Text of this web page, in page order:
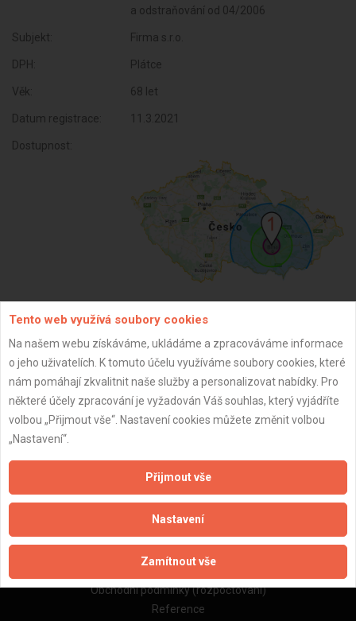
a odstraňování od 04/2006
Subjekt: Firma s.r.o.
DPH: Plátce
Věk: 68 let
Datum registrace: 11.3.2021
Dostupnost:
Aktualizováno z portálu ARES dne 30.12.2023 05:00:21
Důležité informace
Naše firmy a řemeslníci
Obchodní podmínky (rozpočtování)
Reference
Tento web využívá soubory cookies
Na našem webu získáváme, ukládáme a zpracováváme informace
o jeho uživatelích. K tomuto účelu využíváme soubory cookies, které
nám pomáhají zkvalitnit naše služby a personalizovat nabídky. Pro
některé účely zpracování je vyžadován Váš souhlas, který vyjádříte
volbou „Přijmout vše“. Nastavení cookies můžete změnit volbou
„Nastavení“.
Přijmout vše
Nastavení
Zamítnout vše